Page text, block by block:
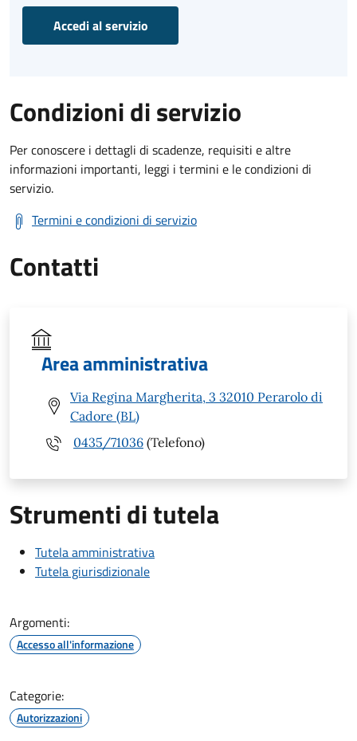
Accedi al servizio
Condizioni di servizio
Per conoscere i dettagli di scadenze, requisiti e altre
informazioni importanti, leggi i termini e le condizioni di
servizio.
Termini e condizioni di servizio
Contatti
Area amministrativa
Via Regina Margherita, 3 32010 Perarolo di
Cadore (BL)
0435/71036 (Telefono)
Strumenti di tutela
Tutela amministrativa
Tutela giurisdizionale
Argomenti:
Accesso all'informazione
Categorie:
Autorizzazioni